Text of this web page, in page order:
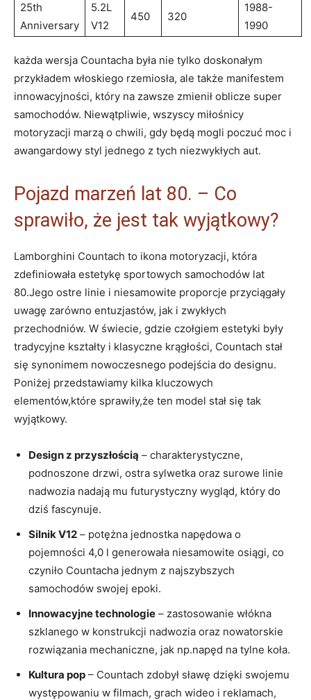
25th
Anniversary
5.2L
V12
450 320
1988-
1990
każda wersja Countacha była nie tylko doskonałym
przykładem włoskiego rzemiosła, ale także manifestem
innowacyjności, który na zawsze zmienił oblicze super
samochodów. Niewątpliwie, wszyscy miłośnicy
motoryzacji marzą o chwili, gdy będą mogli poczuć moc i
awangardowy styl jednego z tych niezwykłych aut.
Pojazd marzeń lat 80. – Co
sprawiło, że jest tak wyjątkowy?
Lamborghini Countach to ikona motoryzacji, która
zdefiniowała estetykę sportowych samochodów lat
80.Jego ostre linie i niesamowite proporcje przyciągały
uwagę zarówno entuzjastów, jak i zwykłych
przechodniów. W świecie, gdzie czołgiem estetyki były
tradycyjne kształty i klasyczne krągłości, Countach stał
się synonimem nowoczesnego podejścia do designu.
Poniżej przedstawiamy kilka kluczowych
elementów,które sprawiły,że ten model stał się tak
wyjątkowy.
Design z przyszłością – charakterystyczne,
podnoszone drzwi, ostra sylwetka oraz surowe linie
nadwozia nadają mu futurystyczny wygląd, który do
dziś fascynuje.
Silnik V12 – potężna jednostka napędowa o
pojemności 4,0 l generowała niesamowite osiągi, co
czyniło Countacha jednym z najszybszych
samochodów swojej epoki.
Innowacyjne technologie – zastosowanie włókna
szklanego w konstrukcji nadwozia oraz nowatorskie
rozwiązania mechaniczne, jak np.napęd na tylne koła.
Kultura pop – Countach zdobył sławę dzięki swojemu
występowaniu w filmach, grach wideo i reklamach,